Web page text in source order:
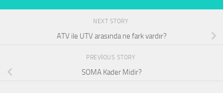
NEXT STORY
ATV ile UTV arasında ne fark vardır?
PREVIOUS STORY
SOMA Kader Midir?